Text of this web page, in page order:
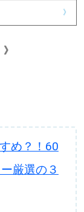
》
》
め？！60
厳選の３